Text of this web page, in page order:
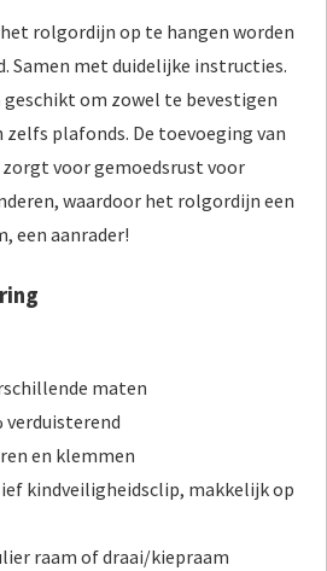
rolgordijn op te hangen worden
Samen met duidelijke instructies.
geschikt om zowel te bevestigen
plafonds. De toevoeging van
voor gemoedsrust voor
waardoor het rolgordijn een
een aanrader!
maten
verduisterend
en klemmen
kindveiligheidsclip, makkelijk op
raam of draai/kiepraam